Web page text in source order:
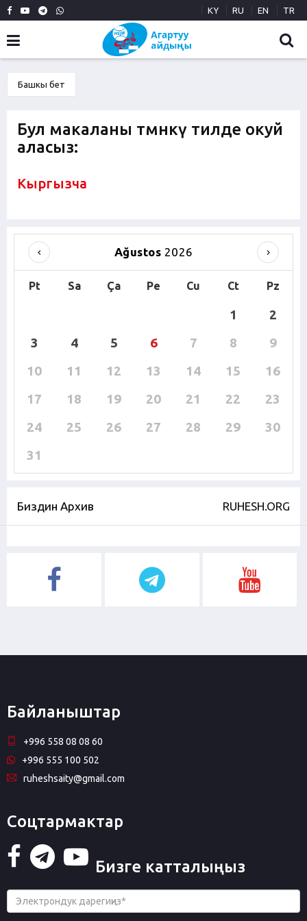
KY RU EN TR
Башкы бет
Бул макаланы төмөнкү тилде окуй
аласыз:
Кыргызча
Ağustos 2026
Pt Sa Ça Pe Cu Ct Pz
1
2
3
4 5 6 7 8
9
10
11 12 13 14 15
16
17
18 19 20 21 22
23
24
25 26 27 28 29
30
31
Биздин Архив RUHESH.ORG
Байланыштар
+996 558 08 08 60
+996 555 100 502
ruheshsaity@gmail.com
Соцтармактар
Бизге катталыңыз